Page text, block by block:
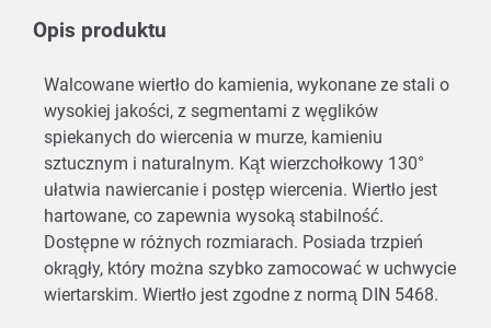
Opis produktu
Walcowane wiertło do kamienia, wykonane ze stali o
wysokiej jakości, z segmentami z węglików
spiekanych do wiercenia w murze, kamieniu
sztucznym i naturalnym. Kąt wierzchołkowy 130°
ułatwia nawiercanie i postęp wiercenia. Wiertło jest
hartowane, co zapewnia wysoką stabilność.
Dostępne w różnych rozmiarach. Posiada trzpień
okrągły, który można szybko zamocować w uchwycie
wiertarskim. Wiertło jest zgodne z normą DIN 5468.